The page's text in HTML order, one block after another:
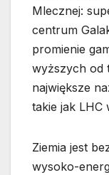
Mlecznej:
centrum
promienie
wyższych od
największe
takie jak LHC
Ziemia jest
wysoko-